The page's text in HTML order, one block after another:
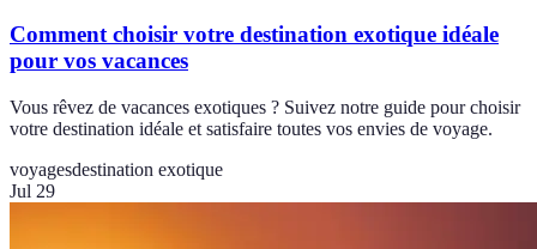
Comment choisir votre destination exotique idéale
pour vos vacances
Vous rêvez de vacances exotiques ? Suivez notre guide pour choisir
votre destination idéale et satisfaire toutes vos envies de voyage.
voyagesdestination exotique
Jul 29